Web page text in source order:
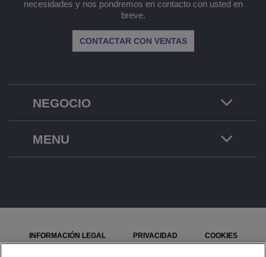
NEGOCIO
necesidades y nos pondremos en contacto con usted en
breve.
CONTACTAR CON VENTAS
MENU
INFORMACIÓN LEGAL PRIVACIDAD COOKIES